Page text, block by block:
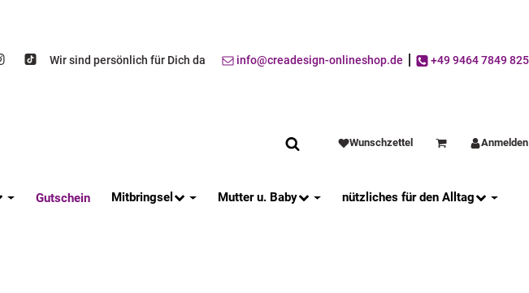
Wir sind persönlich für Dich da info@creadesign-onlineshop.de +49 9464 7849 825
Wunschzettel WarenkorbAnmelden
Gutschein Mitbringsel Mutter u. Baby
nützliches für den Alltag